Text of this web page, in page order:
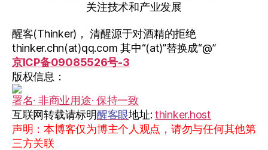
关注技术和产业发展
醒客(Thinker)， 清醒源于对酒精的拒绝
thinker.chn(at)qq.com 其中“(at)”替换成“@”
京ICP备09085526号-3
版权信息：
署名· 非商业用途· 保持一致
互联网转载请标明醒客眼地址: thinker.host
声明：本博客仅为博主个人观点，请勿与任何其他第
三方关联